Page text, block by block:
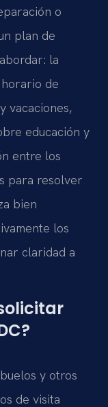
o
plan de
la
de
vacaciones,
educación y
entre los
para resolver
bien
los
claridad a
y otros
de visita